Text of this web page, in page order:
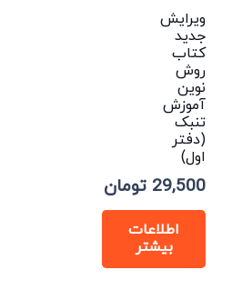
ویرایش
جدید
کتاب
روش
نوین
آموزش
تنبک
(دفتر
اول)
29,500 تومان
اطلاعات
بیشتر